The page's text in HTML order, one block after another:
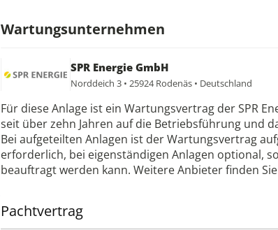
Wartungsunternehmen
SPR Energie GmbH
Norddeich 3 • 25924 Rodenäs • Deutschland
Für diese Anlage ist ein Wartungsvertrag der SPR
seit über zehn Jahren auf die Betriebsführung und
Bei aufgeteilten Anlagen ist der Wartungsvertrag
erforderlich, bei eigenständigen Anlagen optional,
beauftragt werden kann. Weitere Anbieter finden
Pachtvertrag